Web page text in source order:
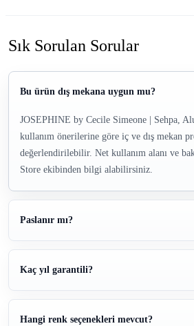
Sık Sorulan Sorular
Bu ürün dış mekana uygun mu?
JOSEPHINE by Cecile Simeone | Sehpa,
kullanım önerilerine göre iç ve dış mekan
değerlendirilebilir. Net kullanım alanı ve
Store ekibinden bilgi alabilirsiniz.
Paslanır mı?
Kaç yıl garantili?
Hangi renk seçenekleri mevcut?